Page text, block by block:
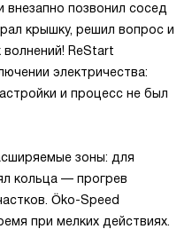
позвонил сосед
крышку, решил вопрос и
волнений! ReStart
электричества:
и процесс не был
зоны: для
кольца — прогрев
Öko-Speed
при мелких действиях.